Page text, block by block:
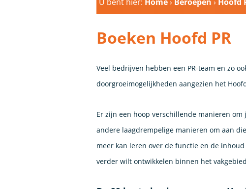
Boeken Hoofd PR
Veel bedrijven hebben een PR-team en zo
doorgroeimogelijkheden aangezien het
Er zijn een hoop verschillende manieren
andere laagdrempelige manieren om aan
meer kan leren over de functie en de
verder wilt ontwikkelen binnen het